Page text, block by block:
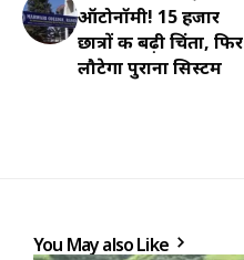
ऑटोनॉमी! 15 हजार
छात्रों की बढ़ी चिंता, फिर
लौटेगा पुराना सिस्टम
You May also Like